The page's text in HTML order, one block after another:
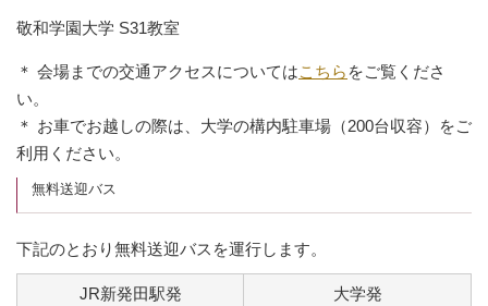
敬和学園大学 S31教室
＊ 会場までの交通アクセスについてはこちら をご覧くださ
い。
＊ お車でお越しの際は、大学の構内駐車場（200台収容）をご
利用ください。
無料送迎バス
下記のとおり無料送迎バスを運行します。
JR新発田駅発
大学発